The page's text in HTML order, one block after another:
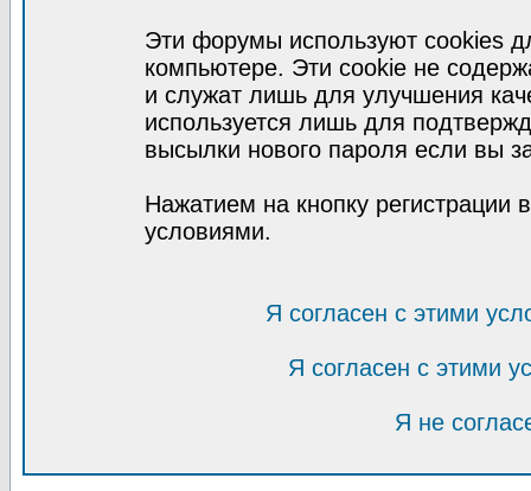
Эти форумы используют cookies
компьютере. Эти cookie не
и служат лишь для улучшения
используется лишь для
высылки нового пароля если вы
Нажатием на кнопку регистрации
условиями.
Я согласен с этими
Я согласен с этими
Я не